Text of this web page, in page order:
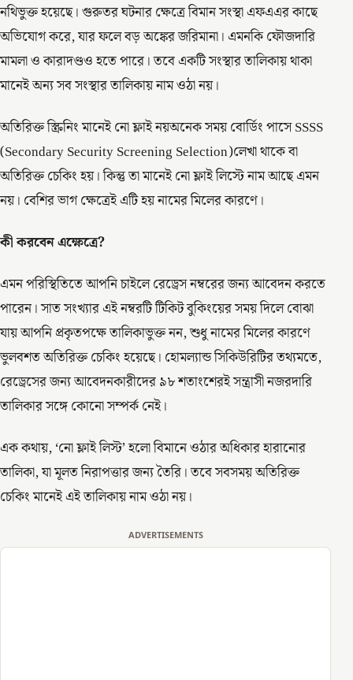
নথিভুক্ত হয়েছে। গুরুতর ঘটনার ক্ষেত্রে বিমান সংস্থা এফএএর কাছে
অভিযোগ করে, যার ফলে বড় অঙ্কের জরিমানা। এমনকি ফৌজদারি
মামলা ও কারাদণ্ডও হতে পারে। তবে একটি সংস্থার তালিকায় থাকা
মানেই অন্য সব সংস্থার তালিকায় নাম ওঠা নয়।
অতিরিক্ত স্ক্রিনিং মানেই নো ফ্লাই নয়অনেক সময় বোর্ডিং পাসে SSSS
(Secondary Security Screening Selection)লেখা থাকে বা
অতিরিক্ত চেকিং হয়। কিন্তু তা মানেই নো ফ্লাই লিস্টে নাম আছে এমন
নয়। বেশির ভাগ ক্ষেত্রেই এটি হয় নামের মিলের কারণে।
কী করবেন এক্ষেত্রে?
এমন পরিস্থিতিতে আপনি চাইলে রেড্রেস নম্বরের জন্য আবেদন করতে
পারেন। সাত সংখ্যার এই নম্বরটি টিকিট বুকিংয়ের সময় দিলে বোঝা
যায় আপনি প্রকৃতপক্ষে তালিকাভুক্ত নন, শুধু নামের মিলের কারণে
ভুলবশত অতিরিক্ত চেকিং হয়েছে। হোমল্যান্ড সিকিউরিটির তথ্যমতে,
রেড্রেসের জন্য আবেদনকারীদের ৯৮ শতাংশেরই সন্ত্রাসী নজরদারি
তালিকার সঙ্গে কোনো সম্পর্ক নেই।
এক কথায়, ‘নো ফ্লাই লিস্ট’ হলো বিমানে ওঠার অধিকার হারানোর
তালিকা, যা মূলত নিরাপত্তার জন্য তৈরি। তবে সবসময় অতিরিক্ত
চেকিং মানেই এই তালিকায় নাম ওঠা নয়।
ADVERTISEMENTS